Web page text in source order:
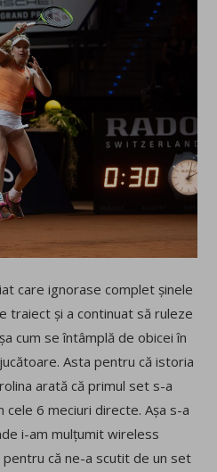
care ignorase complet șinele
traiect și a continuat să ruleze
cum se întâmplă de obicei în
Asta pentru că istoria
arată că primul set s-a
6 meciuri directe. Așa s-a
i-am mulțumit wireless
că ne-a scutit de un set